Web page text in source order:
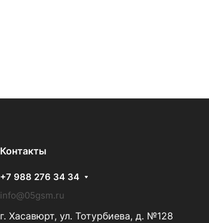
Контакты
+7 988 276 34 34
info@05gsm.ru
г. Хасавюрт, ул. Тотурбиева, д. №128